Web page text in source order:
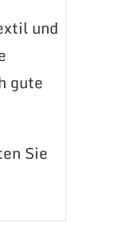
und
gute
Sie